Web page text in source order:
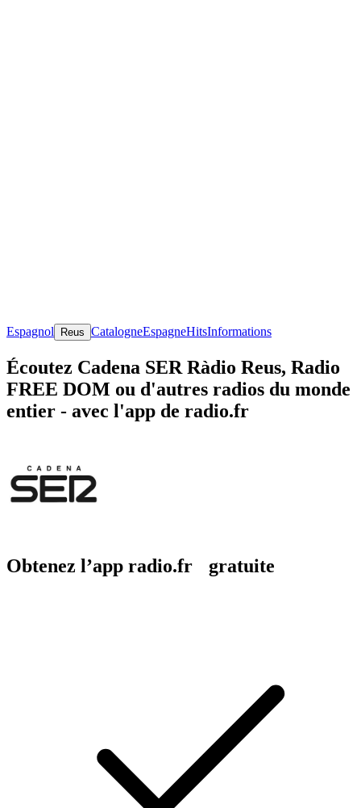
Espagnol Reus CatalogneEspagneHitsInformations
Écoutez Cadena SER Ràdio Reus, Radio
FREE DOM ou d'autres radios du monde
entier - avec l'app de radio.fr
Obtenez l’app radio.fr gratuite